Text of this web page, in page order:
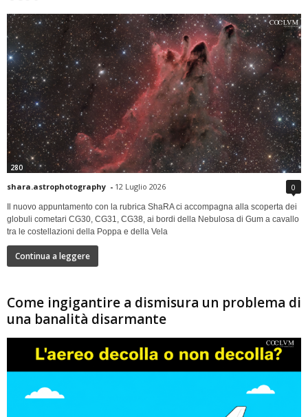
280
shara.astrophotography - 12 Luglio 2026 0
Il nuovo appuntamento con la rubrica ShaRA ci accompagna alla scoperta dei
globuli cometari CG30, CG31, CG38, ai bordi della Nebulosa di Gum a cavallo
tra le costellazioni della Poppa e della Vela
Continua a leggere
Come ingigantire a dismisura un problema di
una banalità disarmante